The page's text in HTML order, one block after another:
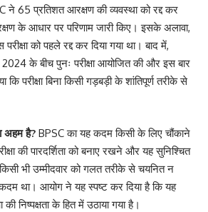
ने 65 प्रतिशत आरक्षण की व्यवस्था को रद्द कर
के आधार पर परिणाम जारी किए। इसके अलावा,
को पहले रद्द कर दिया गया था। बाद में,
के बीच पुनः परीक्षा आयोजित की और इस बार
परीक्षा बिना किसी गड़बड़ी के शांतिपूर्ण तरीके से
अहम है? BPSC का यह कदम किसी के लिए चौंकाने
की पारदर्शिता को बनाए रखने और यह सुनिश्चित
भी उम्मीदवार को गलत तरीके से चयनित न
था। आयोग ने यह स्पष्ट कर दिया है कि यह
की निष्पक्षता के हित में उठाया गया है।